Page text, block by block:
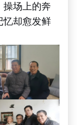
操场上的奔
忆却愈发鲜